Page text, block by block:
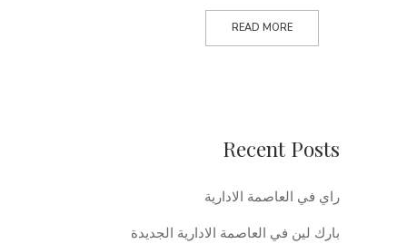
READ MORE
Recent Posts
راي في العاصمة الادارية
بارك لين في العاصمة الادارية الجديدة